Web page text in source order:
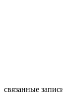
связанные